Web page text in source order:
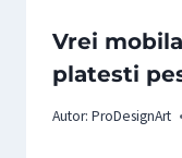
Vrei
platesti
Autor: ProDesignArt